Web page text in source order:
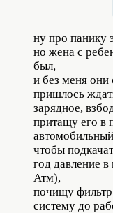
ну про панику
но жена с
был,
и без меня они
пришлось
зарядное,
притащу его в
чтобы
год давление в
Атм),
почищу
систему до